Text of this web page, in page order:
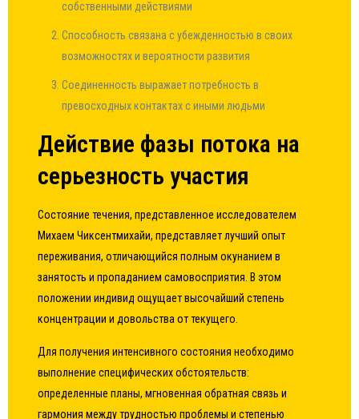
собственными действиями
Способность связана с убежденностью в своих
возможностях и вероятности развития
Соединенность выражает потребность в
превосходных контактах с иными людьми
Действие фазы потока на
серьезность участия
Состояние течения, представленное исследователем
Михаем Чиксентмихайи, представляет лучший опыт
переживания, отличающийся полным окунанием в
занятость и пропаданием самовосприятия. В этом
положении индивид ощущает высочайший степень
концентрации и довольства от текущего.
Для получения интенсивного состояния необходимо
выполнение специфических обстоятельств:
определенные планы, мгновенная обратная связь и
гармония между трудностью проблемы и степенью